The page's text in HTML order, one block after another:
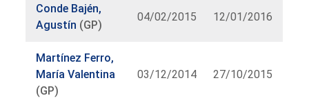
Conde Bajén,
Agustín (GP)
04/02/2015 12/01/2016
Martínez Ferro,
María Valentina
(GP)
03/12/2014 27/10/2015